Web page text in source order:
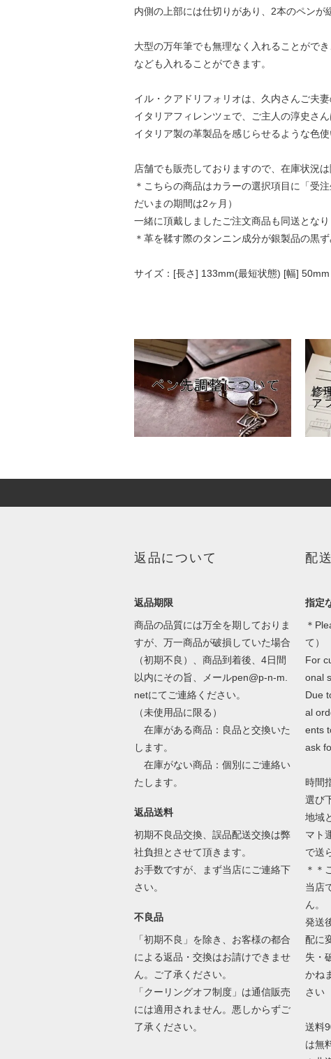
内側の上部には仕切りがあり、2本のペンが
大型の万年筆でも無理なく入れることがで
なども入れることができます。
イル・クアドリフォリオは、久内さんご夫
イタリアフィレンツェで、ご主人の淳史さ
イタリア製の革製品を感じらせるような色
店舗でも販売しておりますので、在庫状況
＊こちらの商品はカラーの選択項目に「受
だいまの期間は2ヶ月）
一緒に頂戴しましたご注文商品も同送となり
＊革を鞣す際のタンニン成分が銀製品の黒
サイズ：[長さ] 133mm(最短状態) [幅]
返品について
返品期限
商品の品質には万全を期しておりま
すが、万一商品が破損していた場合
（初期不良）、商品到着後、4日間
以内にその旨、メールpen@p-n-m.
netにてご連絡ください。
（未使用品に限る）
在庫がある商品：良品と交換いた
します。
在庫がない商品：個別にご連絡い
たします。
返品送料
初期不良品交換、誤品配送交換は弊
社負担とさせて頂きます。
お手数ですが、まず当店にご連絡下
さい。
不良品
「初期不良」を除き、お客様の都合
による返品・交換はお請けできませ
ん。ご了承ください。
「クーリングオフ制度」は通信販売
には適用されません。悪しからずご
了承ください。
配
指定
＊
て）
For
onal
Due
al
ents
ask
時間
選び
地域
マト
で送
＊＊
当店
ん。
発送
配に
失・
かね
さい
送料
は無